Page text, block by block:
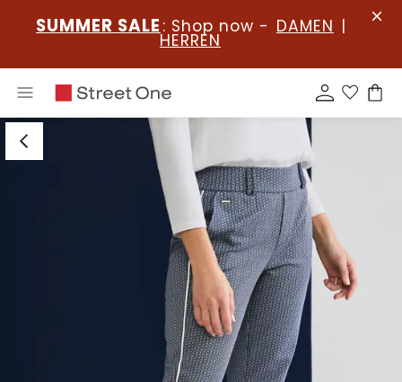
SUMMER SALE : Shop now - DAMEN |
HERREN